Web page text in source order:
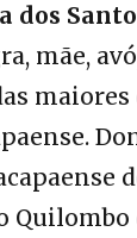
dos
mãe,
Quilombo